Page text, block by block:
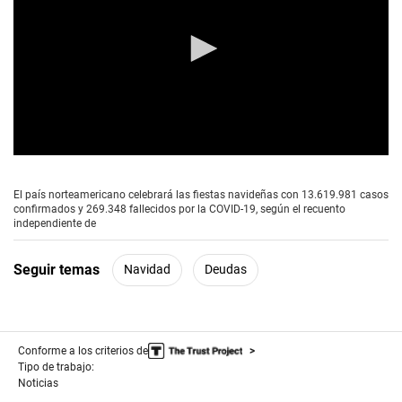
e
c
o
s
o
i
n
u
e
El país norteamericano celebrará las fiestas navideñas con 13.619.981 casos
confirmados y 269.348 fallecidos por la COVID-19, según el recuento
independiente de
Seguir temas Navidad Deudas
Conforme a los criterios de
Tipo de trabajo:
Noticias